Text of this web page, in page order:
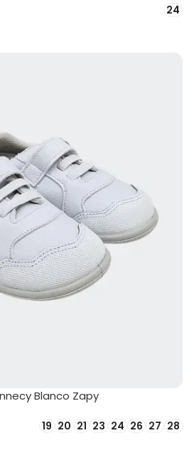
24
Blanco Zapy
19 20 21 23 24 26 27 28